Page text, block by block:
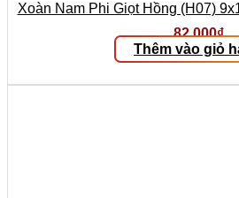
Xoàn Nam Phi Giọt Hồng (H07)
82.000₫
Thêm vào giỏ